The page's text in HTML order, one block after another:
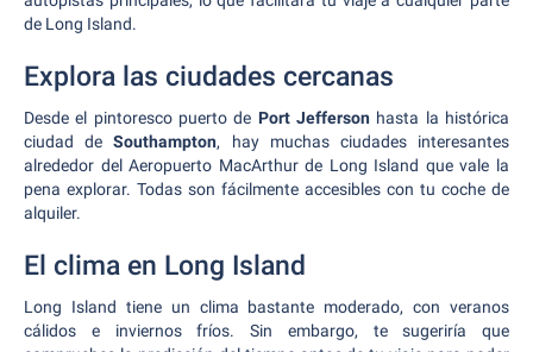
de Long Island.
Explora las ciudades cercanas
Desde el pintoresco puerto de Port Jefferson hasta la histórica
ciudad deSouthampton, hay muchas ciudades interesantes
alrededor del Aeropuerto MacArthur de Long Island que vale la
pena explorar. Todas son fácilmente accesibles con tu coche de
alquiler.
El clima en Long Island
Long Island tiene un clima bastante moderado, con veranos
cálidos e inviernos fríos. Sin embargo, te sugeriría que